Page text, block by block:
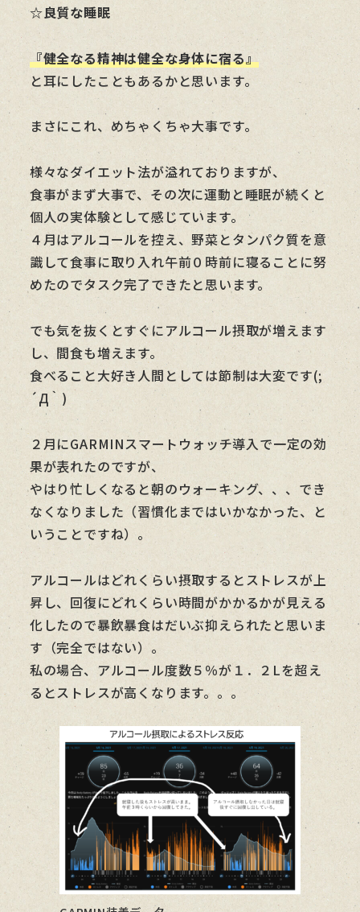
☆良質な睡眠
『健全なる精神は健全な身体に宿る』
と耳にしたこともあるかと思います。
まさにこれ、めちゃくちゃ大事です。
様々なダイエット法が溢れておりますが、
食事がまず大事で、その次に運動と睡眠が続くと
個人の実体験として感じています。
４月はアルコールを控え、野菜とタンパク質を意
識して食事に取り入れ午前０時前に寝ることに努
めたのでタスク完了できたと思います。
でも気を抜くとすぐにアルコール摂取が増えます
し、間食も増えます。
食べること大好き人間としては節制は大変です(;
´Д｀)
２月にGARMINスマートウォッチ導入で一定の効
果が表れたのですが、
やはり忙しくなると朝のウォーキング、、、でき
なくなりました（習慣化まではいかなかった、と
いうことですね）。
アルコールはどれくらい摂取するとストレスが上
昇し、回復にどれくらい時間がかかるかが見える
化したので暴飲暴食はだいぶ抑えられたと思いま
す（完全ではない）。
私の場合、アルコール度数５％が１．２Lを超え
るとストレスが高くなります。。。